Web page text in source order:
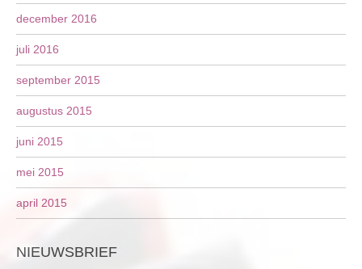
december 2016
juli 2016
september 2015
augustus 2015
juni 2015
mei 2015
april 2015
NIEUWSBRIEF